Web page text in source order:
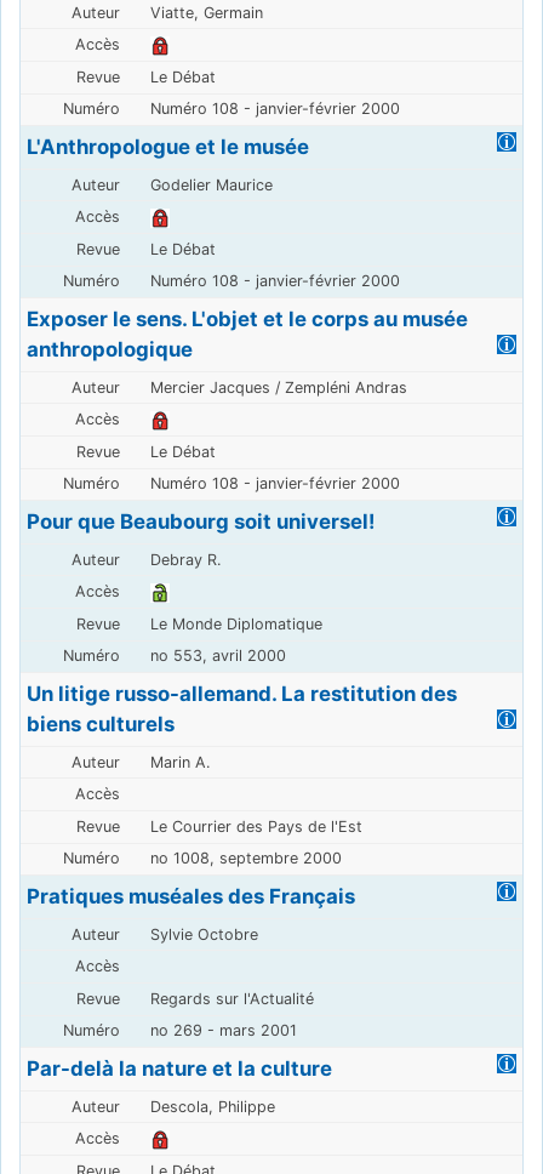
Viatte, Germain
Le Débat
Numéro 108 - janvier-février 2000
L'Anthropologue et le musée
Godelier Maurice
Le Débat
Numéro 108 - janvier-février 2000
Exposer le sens. L'objet et le corps au musée
anthropologique
Mercier Jacques / Zempléni Andras
Le Débat
Numéro 108 - janvier-février 2000
Pour que Beaubourg soit universel!
Debray R.
Le Monde Diplomatique
no 553, avril 2000
Un litige russo-allemand. La restitution des
biens culturels
Marin A.
Le Courrier des Pays de l'Est
no 1008, septembre 2000
Pratiques muséales des Français
Sylvie Octobre
Regards sur l'Actualité
no 269 - mars 2001
Par-delà la nature et la culture
Descola, Philippe